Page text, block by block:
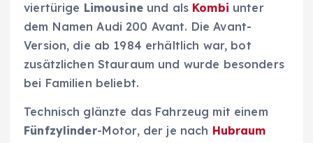
viertürige Limousineund als Kombi unter
dem Namen Audi 200 Avant. Die Avant-
Version, die ab 1984 erhältlich war, bot
zusätzlichen Stauraum und wurde besonders
bei Familien beliebt.
Technisch glänzte das Fahrzeug mit einem
Fünfzylinder-Motor, der je nach Hubraum